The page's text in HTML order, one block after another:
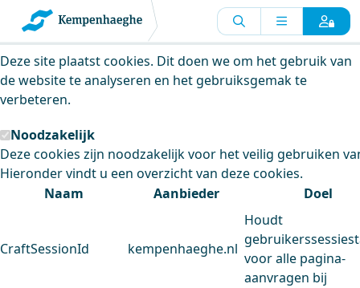
Kempenhaeghe maakt gebruik van
cookies
Deze site plaatst cookies. Dit doen we om het gebruik van
de website te analyseren en het gebruiksgemak te
verbeteren.
Noodzakelijk
Deze cookies zijn noodzakelijk voor het veilig gebruiken
Hieronder vindt u een overzicht van deze cookies.
Naam
Aanbieder Doel
CraftSessionId kempenhaeghe.nl
Houdt
voor alle pagina-
aanvragen bij